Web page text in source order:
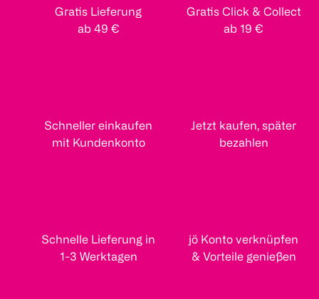
Gratis Lieferung
ab 49 €
Gratis Click & Collect
ab 19 €
Schneller einkaufen
mit Kundenkonto
Jetzt kaufen, später
bezahlen
Schnelle Lieferung in
1-3 Werktagen
jö Konto verknüpfen
& Vorteile genießen